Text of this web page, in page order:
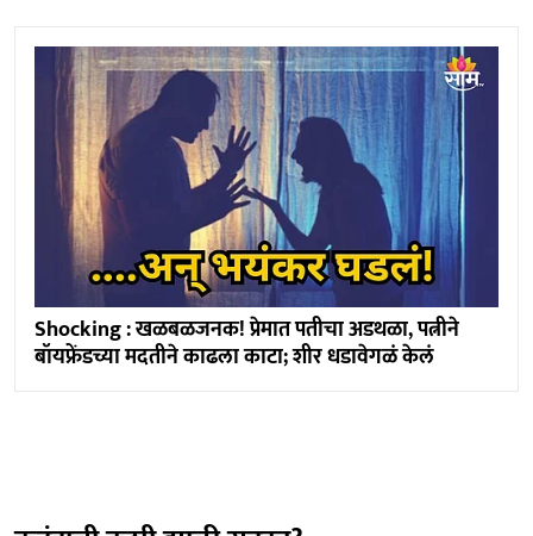
Shocking : खळबळजनक! प्रेमात पतीचा अडथळा, पत्नीने
बॉयफ्रेंडच्या मदतीने काढला काटा; शीर धडावेगळं केलं